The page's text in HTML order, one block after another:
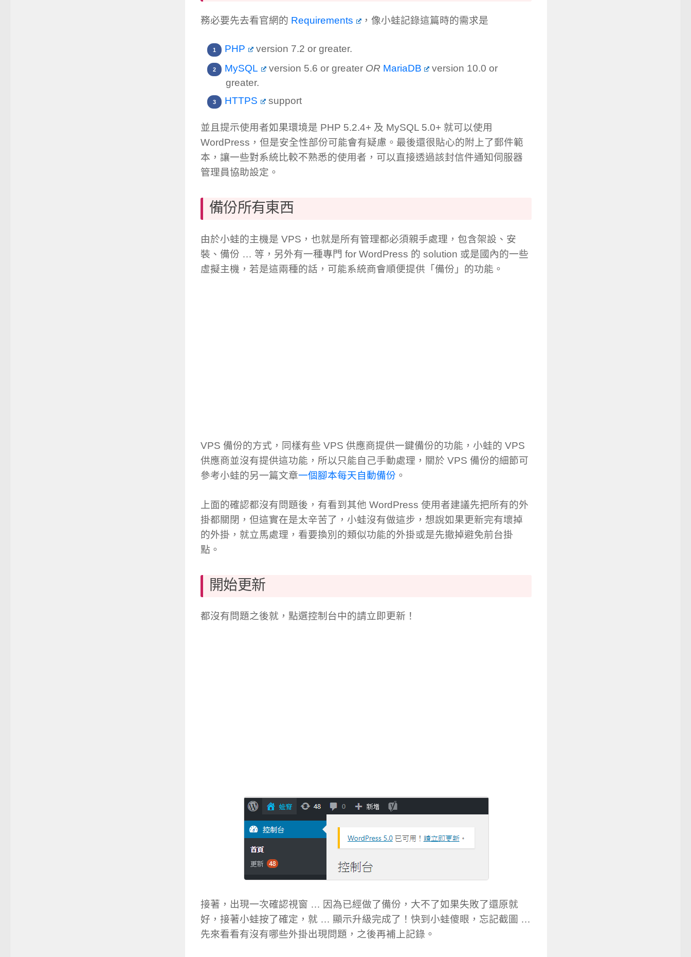
務必要先去看官網的 Requirements ，像小蛙記錄這篇時的需求是
PHP
version 7.2 or greater.
MySQL
version 5.6 or greater OR MariaDB
version 10.0 or
greater.
HTTPS
support
並且提示使用者如果環境是 PHP 5.2.4+ 及 MySQL 5.0+ 就可以使用
WordPress，但是安全性部份可能會有疑慮。最後還很貼心的附上了郵件範
本，讓一些對系統比較不熟悉的使用者，可以直接透過該封信件通知伺服器
管理員協助設定。
備份所有東西
由於小蛙的主機是 VPS，也就是所有管理都必須親手處理，包含架設、安
裝、備份 … 等，另外有一種專門 for WordPress 的 solution 或是國內的一些
虛擬主機，若是這兩種的話，可能系統商會順便提供「備份」的功能。
VPS 備份的方式，同樣有些 VPS 供應商提供一鍵備份的功能，小蛙的 VPS
供應商並沒有提供這功能，所以只能自己手動處理，關於 VPS 備份的細節可
參考小蛙的另一篇文章一個腳本每天自動備份 。
上面的確認都沒有問題後，有看到其他 WordPress 使用者建議先把所有的外
掛都關閉，但這實在是太辛苦了，小蛙沒有做這步，想說如果更新完有壞掉
的外掛，就立馬處理，看要換別的類似功能的外掛或是先撤掉避免前台掛
點。
開始更新
都沒有問題之後就，點選控制台中的請立即更新！
接著，出現一次確認視窗 … 因為已經做了備份，大不了如果失敗了還原就
好，接著小蛙按了確定，就 … 顯示升級完成了！快到小蛙傻眼，忘記截圖 …
先來看看有沒有哪些外掛出現問題，之後再補上記錄。